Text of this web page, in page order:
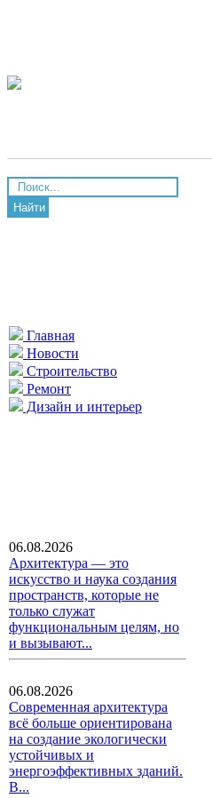
Найти
Главная
Новости
Строительство
Ремонт
Дизайн и интерьер
06.08.2026
Архитектура — это
искусство и наука создания
пространств, которые не
только служат
функциональным целям, но
и вызывают...
06.08.2026
Современная архитектура
всё больше ориентирована
на создание экологически
устойчивых и
энергоэффективных зданий.
В...